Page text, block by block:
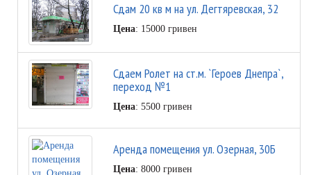
Сдам 20 кв м на ул. Дегтяревская, 32
Цена: 15000 гривен
Сдаем Ролет на ст.м. `Героев Днепра`,
переход №1
Цена: 5500 гривен
Аренда помещения ул. Озерная, 30Б
Цена: 8000 гривен